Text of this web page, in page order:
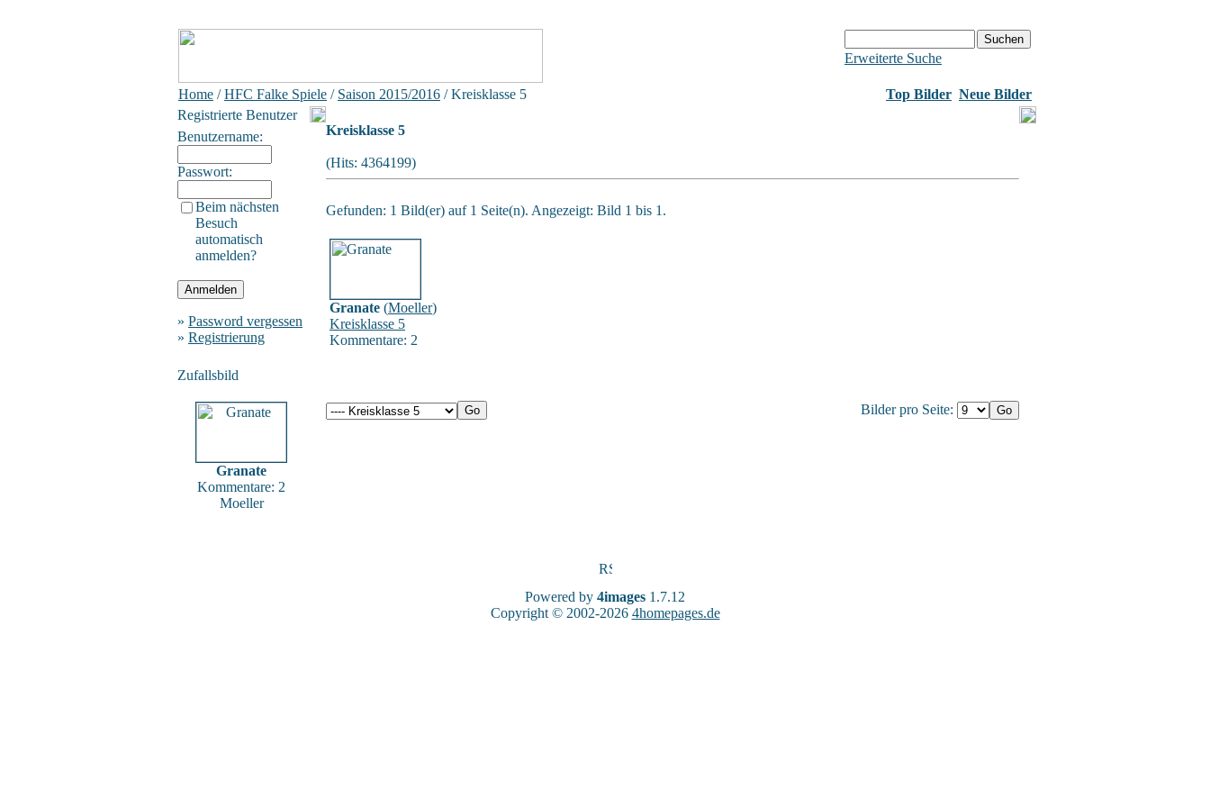
Erweiterte Suche
Home /HFC Falke Spiele / Saison 2015/2016 / Kreisklasse 5 Top Bilder Neue Bilder
Registrierte Benutzer
Benutzername:
Passwort:
Beim nächsten
Besuch
automatisch
anmelden?
» Password vergessen
» Registrierung
Zufallsbild
Granate
Kommentare: 2
Moeller
Kreisklasse 5
(Hits: 4364199)
Gefunden: 1 Bild(er) auf 1 Seite(n). Angezeigt: Bild 1 bis 1.
Granate (Moeller)
Kreisklasse 5
Kommentare: 2
Bilder pro Seite:
Powered by 4images 1.7.12
Copyright © 2002-2026 4homepages.de